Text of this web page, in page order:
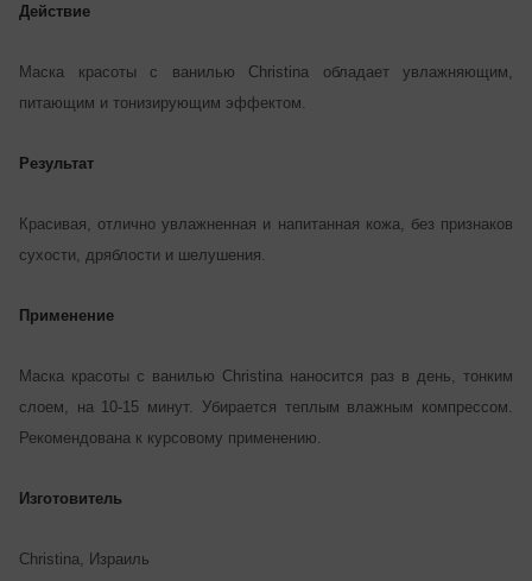
Действие
Маска красоты с ванилью Christina обладает увлажняющим,
питающим и тонизирующим эффектом.
Результат
Красивая, отлично увлажненная и напитанная кожа, без признаков
сухости, дряблости и шелушения.
Применение
Маска красоты с ванилью Christina наносится раз в день, тонким
слоем, на 10-15 минут. Убирается теплым влажным компрессом.
Рекомендована к курсовому применению.
Изготовитель
Christina, Израиль